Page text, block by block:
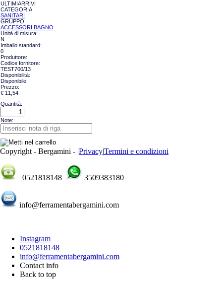
ULTIMIARRIVI
CATEGORIA
SANITARI
GRUPPO
ACCESSORI BAGNO
Unità di misura:
N
Imballo standard:
0
Produttore:
Codice fornitore:
TEST700/13
Disponibilità:
Disponibile
Prezzo:
€ 11,54
Quantità:
Note:
Copyright - Bergamini - |Privacy|Termini e condizioni
0521818148 3509383180
info@ferramentabergamini.com
Instagram
0521818148
info@ferramentabergamini.com
Contact info
Back to top